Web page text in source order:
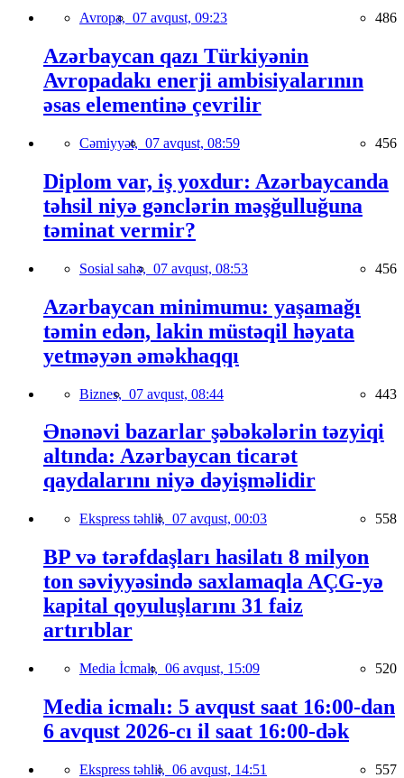
Avropa, 07 avqust, 09:23 486
Azərbaycan qazı Türkiyənin
Avropadakı enerji ambisiyalarının
əsas elementinə çevrilir
Cəmiyyət, 07 avqust, 08:59 456
Diplom var, iş yoxdur: Azərbaycanda
təhsil niyə gənclərin məşğulluğuna
təminat vermir?
Sosial sahə, 07 avqust, 08:53 456
Azərbaycan minimumu: yaşamağı
təmin edən, lakin müstəqil həyata
yetməyən əməkhaqqı
Biznes, 07 avqust, 08:44 443
Ənənəvi bazarlar şəbəkələrin təzyiqi
altında: Azərbaycan ticarət
qaydalarını niyə dəyişməlidir
Ekspress təhlil, 07 avqust, 00:03 558
BP və tərəfdaşları hasilatı 8 milyon
ton səviyyəsində saxlamaqla AÇG-yə
kapital qoyuluşlarını 31 faiz
artırıblar
Media İcmalı, 06 avqust, 15:09 520
Media icmalı: 5 avqust saat 16:00-dan
6 avqust 2026-cı il saat 16:00-dək
Ekspress təhlil, 06 avqust, 14:51 557